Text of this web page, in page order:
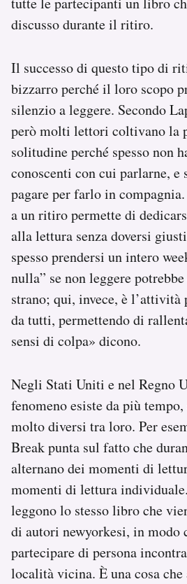
discusso durante il ritiro.
Il successo di questo tipo di
bizzarro perché il loro scopo
silenzio a leggere. Secondo
però molti lettori coltivano la
solitudine perché spesso non
conoscenti con cui parlarne, e
pagare per farlo in
a un ritiro permette di
alla lettura senza doversi
spesso prendersi un intero
nulla” se non leggere
strano; qui, invece, è
da tutti, permettendo di
sensi di colpa» dicono.
Negli Stati Uniti e nel Regno
fenomeno esiste da più
molto diversi tra loro. Per
Break punta sul fatto che
alternano dei momenti di
momenti di lettura
leggono lo stesso libro che
di autori newyorkesi, in modo
partecipare di persona
località vicina. È una cosa che